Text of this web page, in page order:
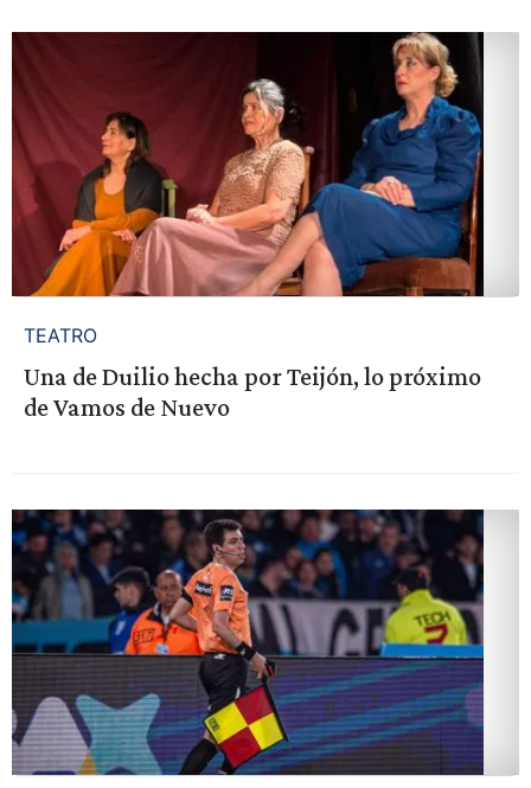
TEATRO
Una de Duilio hecha por Teijón, lo próximo
de Vamos de Nuevo